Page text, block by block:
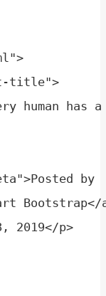
title">
human has
by
Bootstrap</
2019</p>